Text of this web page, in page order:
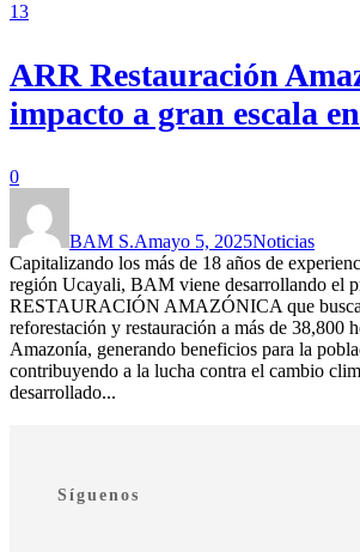
13
ARR Restauración
impacto a gran escala
0
BAM S.Amayo 5, 2025Noticias
Capitalizando los más de 18 años de
región Ucayali, BAM viene desarrollando el
RESTAURACIÓN AMAZÓNICA que busca
reforestación y restauración a más de 38,800
Amazonía, generando beneficios para la
contribuyendo a la lucha contra el cambio
desarrollado...
Síguenos